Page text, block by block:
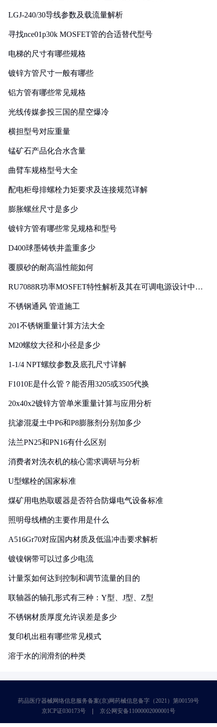
LGJ-240/30导线参数及载流量解析
寻找nce01p30k MOSFET管的合适替代型号
电梯的尺寸有哪些规格
镀锌方管尺寸一般有哪些
铝方管有哪些常见规格
光线传媒参投三国的星空爆冷
横担型号对应重量
锰矿石产品化合水含量
曲臂车规格型号大全
配电柜母排螺栓力矩要求及连接规范详解
膨胀螺丝尺寸是多少
镀锌方管有哪些常见规格和型号
D400球墨铸铁井盖重多少
覆膜砂的耐高温性能如何
RU7088R功率MOSFET特性解析及其在可调电源设计中的
不锈钢通风 管道施工
201不锈钢重量计算方法大全
M20螺纹大径和小径是多少
1-1/4 NPT螺纹参数及底孔尺寸详解
F1010E是什么管？能否用3205或3505代换
20x40x2镀锌方管单米重量计算与应用分析
抗渗混凝土中P6和P8膨胀剂分别加多少
法兰PN25和PN16有什么区别
消费者对洗衣机的核心需求调研与分析
U型螺栓的国家标准
煤矿用电热取暖器是否符合防爆电气设备标准
照明母线槽的主要作用是什么
A516Gr70对应国内材质及低温冲击要求解析
镀镍钢带可以过多少电流
计量泵如何达到控制和调节流量的目的
联轴器的轴孔形式有三种：Y型、J型、Z型
不锈钢材质厚度允许误差是多少
复印机出租有哪些常见模式
溶于水的润滑剂的种类
药品医疗器械网络信息服务备案(京)网药械信息备字（2021）第00159号
京ICP证030173号
京公网安备11000002000001号